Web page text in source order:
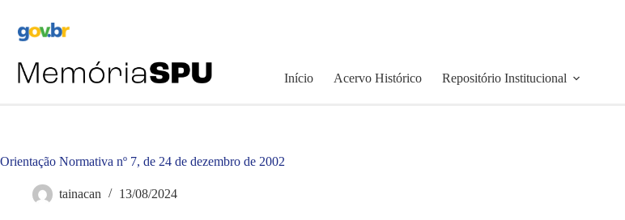
Início Acervo Histórico Repositório Institucional
Orientação Normativa nº 7, de 24 de dezembro de 2002
tainacan 13/08/2024